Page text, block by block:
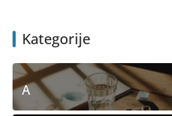
Kategorije
A